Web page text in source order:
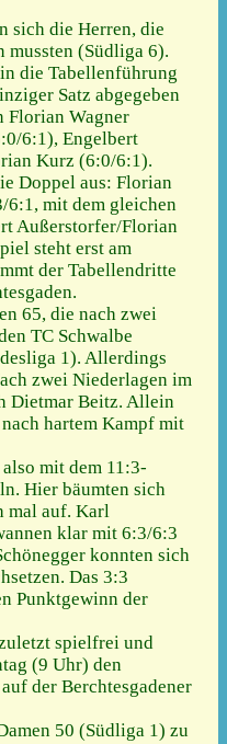
sich die Herren, die
mussten (Südliga 6).
die Tabellenführung
Satz abgegeben
Florian Wagner
6:1), Engelbert
Kurz (6:0/6:1).
Doppel aus: Florian
6:1, mit dem gleichen
Außerstorfer/Florian
steht erst am
der Tabellendritte
65, die nach zwei
TC Schwalbe
1). Allerdings
zwei Niederlagen im
Dietmar Beitz. Allein
hartem Kampf mit
mit dem 11:3-
Hier bäumten sich
mal auf. Karl
klar mit 6:3/6:3
konnten sich
Das 3:3
Punktgewinn der
spielfrei und
(9 Uhr) den
der Berchtesgadener
50 (Südliga 1) zu